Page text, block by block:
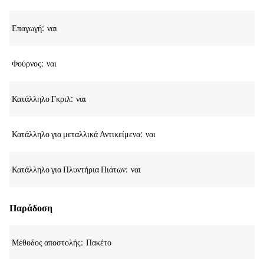
Επαγωγή ναι
Φούρνος ναι
Κατάλληλο Γκριλ ναι
Κατάλληλο για μεταλλικά Αντικείμενα ναι
Κατάλληλο για Πλυντήρια Πιάτων ναι
Παράδοση
Μέθοδος αποστολής Πακέτο